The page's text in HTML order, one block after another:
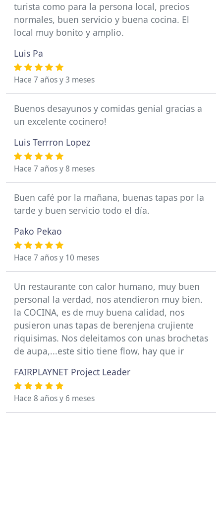
turista como para la persona local, precios
normales, buen servicio y buena cocina. El
local muy bonito y amplio.
Luis Pa
Hace 7 años y 3 meses
Buenos desayunos y comidas genial gracias a
un excelente cocinero!
Luis Terrron Lopez
Hace 7 años y 8 meses
Buen café por la mañana, buenas tapas por la
tarde y buen servicio todo el día.
Pako Pekao
Hace 7 años y 10 meses
Un restaurante con calor humano, muy buen
personal la verdad, nos atendieron muy bien.
la COCINA, es de muy buena calidad, nos
pusieron unas tapas de berenjena crujiente
riquisimas. Nos deleitamos con unas brochetas
de aupa,...este sitio tiene flow, hay que ir
FAIRPLAYNET Project Leader
Hace 8 años y 6 meses